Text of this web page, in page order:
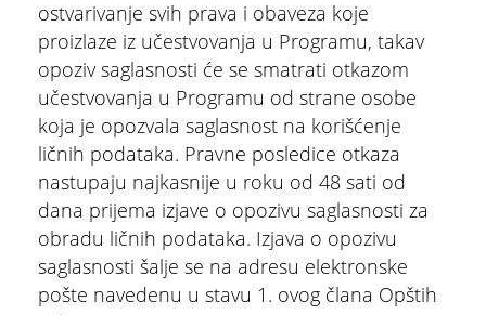
ostvarivanje svih prava i obaveza koje
proizlaze iz učestvovanja u Programu, takav
opoziv saglasnosti će se smatrati otkazom
učestvovanja u Programu od strane osobe
koja je opozvala saglasnost na korišćenje
ličnih podataka. Pravne posledice otkaza
nastupaju najkasnije u roku od 48 sati od
dana prijema izjave o opozivu saglasnosti za
obradu ličnih podataka. Izjava o opozivu
saglasnosti šalje se na adresu elektronske
pošte navedenu u stavu 1. ovog člana Opštih